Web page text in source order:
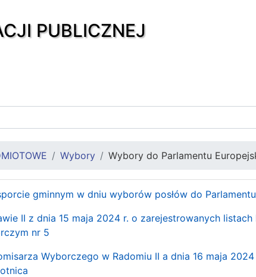
PUBLICZNEJ
Wybory Wybory do Parlamentu
gminnym w dniu wyborów posłów do
II z dnia 15 maja 2024 r. o zarejestrowanych
nr 5
Wyborczego w Radomiu II a dnia 16 maja